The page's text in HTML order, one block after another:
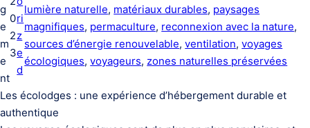
g
e
m
e
nt
0
2
3
ri
z
e
d
lumière naturelle, matériaux durables, paysages
magnifiques, permaculture, reconnexion avec la nature
sources d’énergie renouvelable, ventilation, voyages
écologiques, voyageurs, zones naturelles préservées
Les écolodges : une expérience d’hébergement durable et
authentique